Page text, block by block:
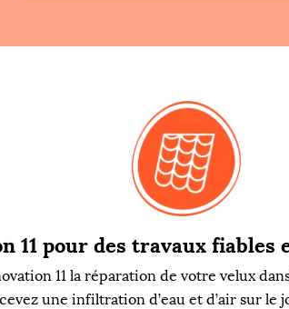
11 pour des travaux
11 la réparation de votre velux
une infiltration d’eau et d’air sur